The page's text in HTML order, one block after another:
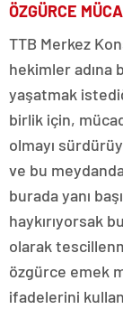
ÖZGÜRCE
TTB Merkez
hekimler adına
yaşatmak
birlik için,
olmayı
ve bu
burada yanı
haykırıyorsak
olarak
özgürce emek
ifadelerini